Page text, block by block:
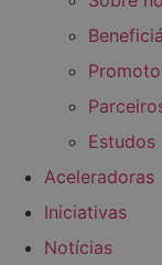
Estudos
Aceleradoras
Iniciativas
Notícias